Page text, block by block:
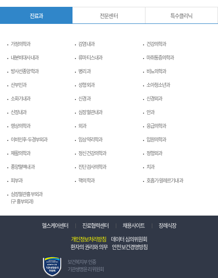
진료과 전문센터 특수클리닉
가정의학과 감염내과
건강의학과
내분비대사내과
류마티스내과
마취통증의학과
방사선종양학과
병리과
비뇨의학과
산부인과
성형외과
소아청소년과
소화기내과
신경과
신경외과
신장내과
심장혈관내과
안과
영상의학과
외과
응급의학과
이비인후-두경부외과
임상약리학과
입원의학과
재활의학과
정신건강의학과
정형외과
종양혈액내과
진단검사의학과
치과
피부과
핵의학과
호흡기-알레르기내과
심장혈관흉부외과
(구 흉부외과)
헬스케어센터 진료협력센터 채용사이트
장례식장
개인정보처리방침
데이터 심의위원회
환자의 권리와 의무
안전보건경영방침
보
건
복
보건복지부 인증
기관생명윤리 위원회